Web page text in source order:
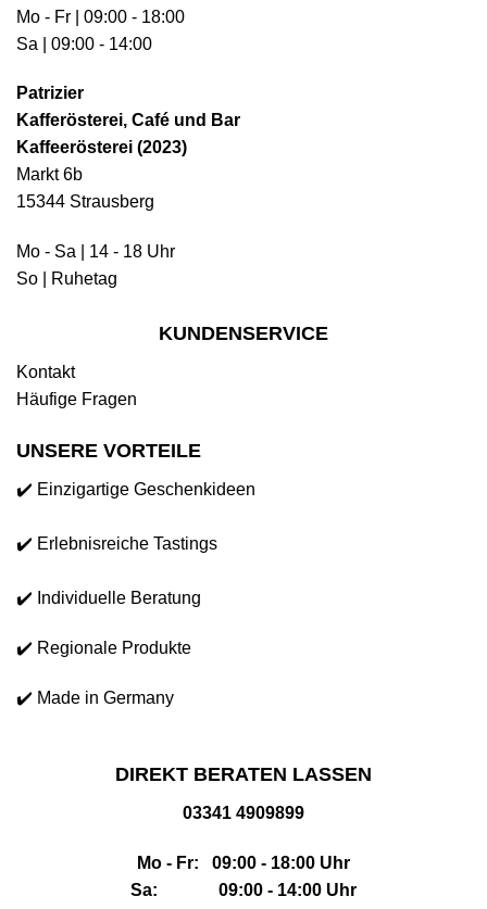
Mo - Fr | 09:00 - 18:00
Sa | 09:00 - 14:00
Patrizier
Kafferösterei, Café und Bar
Kaffeerösterei (2023)
Markt 6b
15344 Strausberg
Mo - Sa | 14 - 18 Uhr
So | Ruhetag
KUNDENSERVICE
Kontakt
Häufige Fragen
UNSERE VORTEILE
✔️ Einzigartige Geschenkideen
✔️ Erlebnisreiche Tastings
✔️ Individuelle Beratung
✔️ Regionale Produkte
✔️ Made in Germany
DIREKT BERATEN LASSEN
03341 4909899
Mo - Fr: 09:00 - 18:00 Uhr
Sa: 09:00 - 14:00 Uhr